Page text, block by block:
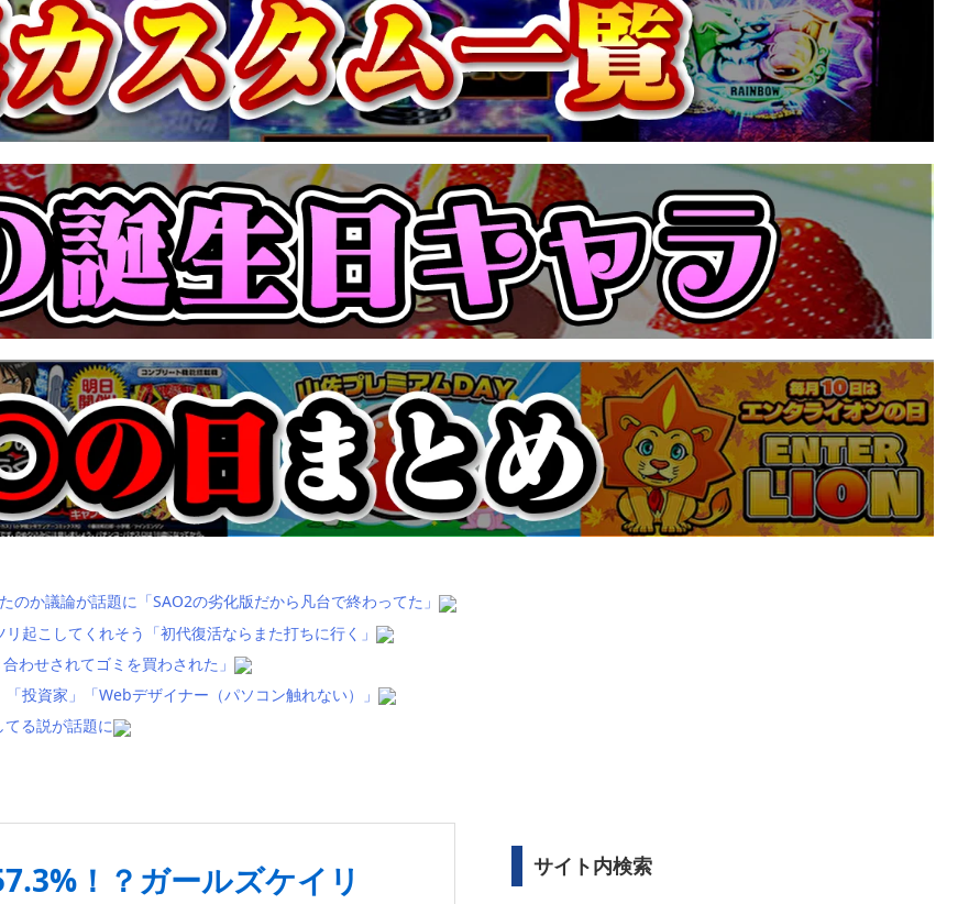
か議論が話題に「SAO2の劣化版だから凡台で終わってた」
起こしてくれそう「初代復活ならまた打ちに行く」
わせされてゴミを買わされた」
投資家」「Webデザイナー（パソコン触れない）」
る説が話題に
！？ガールズケイリ
サイト内検索